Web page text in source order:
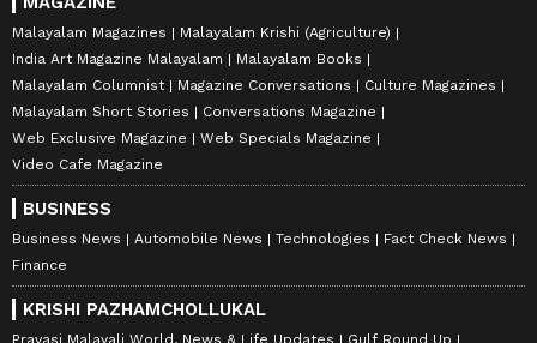
Malayalam Magazines
Malayalam Krishi (Agriculture)
India Art Magazine Malayalam
Malayalam Books
Malayalam Columnist
Magazine Conversations
Culture Magazines
Malayalam Short Stories
Conversations Magazine
Web Exclusive Magazine
Web Specials Magazine
Video Cafe Magazine
BUSINESS
Business News Automobile News Technologies
Fact Check News
Finance
KRISHI PAZHAMCHOLLUKAL